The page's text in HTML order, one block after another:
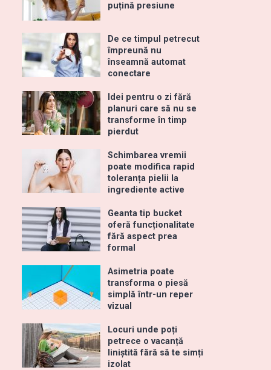
puțină presiune
De ce timpul petrecut
împreună nu
înseamnă automat
conectare
Idei pentru o zi fără
planuri care să nu se
transforme în timp
pierdut
Schimbarea vremii
poate modifica rapid
toleranța pielii la
ingrediente active
Geanta tip bucket
oferă funcționalitate
fără aspect prea
formal
Asimetria poate
transforma o piesă
simplă într-un reper
vizual
Locuri unde poți
petrece o vacanță
liniștită fără să te simți
izolat